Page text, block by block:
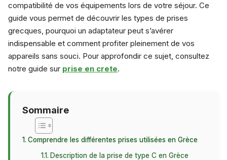
compatibilité de vos équipements lors de votre séjour. Ce
guide vous permet de découvrir les types de prises
grecques, pourquoi un adaptateur peut s’avérer
indispensable et comment profiter pleinement de vos
appareils sans souci. Pour approfondir ce sujet, consultez
notre guide sur prise en crete.
Sommaire
Comprendre les différentes prises utilisées en Grèce
Description de la prise de type C en Grèce